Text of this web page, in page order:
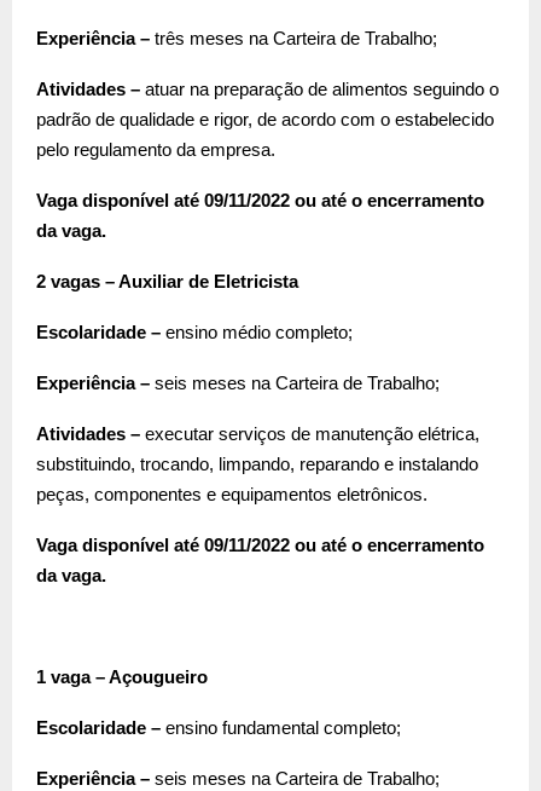
Experiência – três meses na Carteira de Trabalho;
Atividades – atuar na preparação de alimentos seguindo o
padrão de qualidade e rigor, de acordo com o estabelecido
pelo regulamento da empresa.
Vaga disponível até 09/11/2022 ou até o encerramento
da vaga.
2 vagas – Auxiliar de Eletricista
Escolaridade – ensino médio completo;
Experiência – seis meses na Carteira de Trabalho;
Atividades – executar serviços de manutenção elétrica,
substituindo, trocando, limpando, reparando e instalando
peças, componentes e equipamentos eletrônicos.
Vaga disponível até 09/11/2022 ou até o encerramento
da vaga.
1 vaga – Açougueiro
Escolaridade – ensino fundamental completo;
Experiência – seis meses na Carteira de Trabalho;